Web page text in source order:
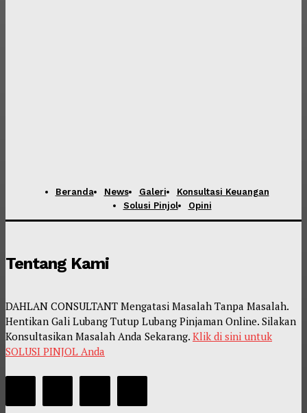
Beranda News Galeri
Konsultasi Keuangan
Solusi Pinjol
Opini
Tentang Kami
DAHLAN CONSULTANT Mengatasi Masalah Tanpa Masalah.
Hentikan Gali Lubang Tutup Lubang Pinjaman Online. Silakan
Konsultasikan Masalah Anda Sekarang. Klik di sini untuk
SOLUSI PINJOL Anda